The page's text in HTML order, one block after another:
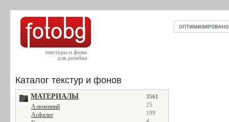
текстуры и фоны
для дизайна
Каталог текстур и фонов
МАТЕРИАЛЫ 3561
Алюминий 25
Асфальт 199